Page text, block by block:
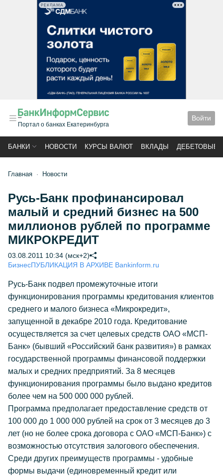
РЕКЛАМА
Портал о банках Екатеринбурга
Войти
БАНКИ НОВОСТИ КУРСЫ ВАЛЮТ ВКЛАДЫ ДЕБЕТОВЫЕ
Главная Новости
Русь-Банк профинансировал
малый и средний бизнес на 500
миллионов рублей по программе
МИКРОКРЕДИТ
03.08.2011 10:34 (мск+2)
БизнесПУБЛИКАЦИЯ В АРХИВЕ Bankinform.ru
Русь-Банк подвел промежуточные итоги
функционирования программы кредитования клиентов
среднего и малого бизнеса «Микрокредит»,
запущенной в декабре 2010 года. Кредитование
осуществляется за счет целевых средств ОАО «МСП-
Банк» (бывший «Российский банк развития») в рамках
государственной программы финансовой поддержки
малых и средних предприятий. За 8 месяцев
функционирования программы было выдано кредитов
более чем на 500 000 000 рублей.
Программа предполагает предоставление средств от
100 000 до 1 000 000 рублей на срок от 3 месяцев до 3
лет (но не более срока договора с ОАО «МСП-Банк») с
возможностью отсутствия залогового обеспечения.
Среди других преимуществ программы - удобные
формы выдачи (единовременный кредит или